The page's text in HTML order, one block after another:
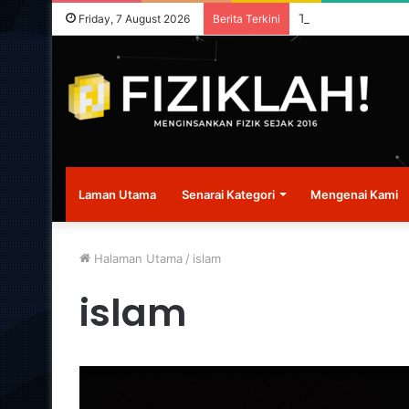
Friday, 7 August 2026 Berita Terkini Tiada berita terkini
Laman Utama Senarai Kategori Mengenai Kami
Halaman Utama / islam
islam